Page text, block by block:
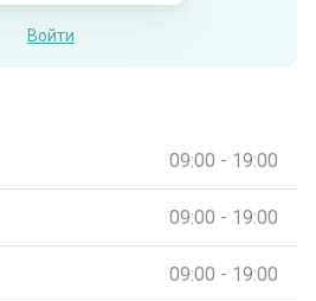
Войти
09:00 - 19:00
09:00 - 19:00
09:00 - 19:00